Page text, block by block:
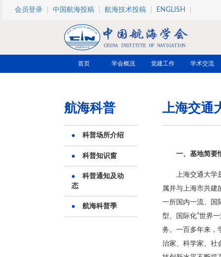
跳转到主要内容
会员登录 中国航海投稿 航海技术投稿 ENGLISH
首页 学会概况 党建工作 学术交流
航海科普
科普场所介绍
科普知识窗
科普通知及动
态
航海科普季
上海交通
一、基地简要
上海交通大学
属并与上海市共建
一所国内一流、国
型、国际化”世界
务。一百多年来，
治家、科学家、社